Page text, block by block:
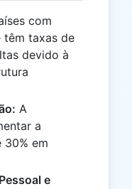
com
têm taxas de
devido à
A
a
em
e